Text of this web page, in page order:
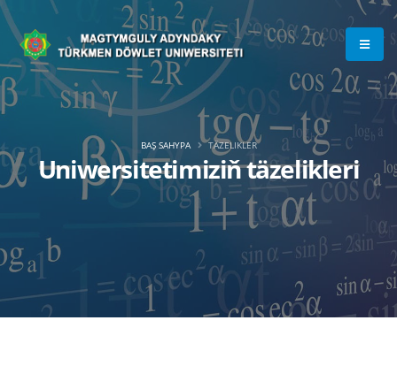
Uniwersitetimiziň täzelikleri
BAŞ SAHYPA TÄZELIKLER